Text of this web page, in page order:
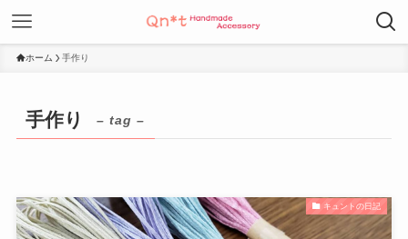
ホーム 手作り
手作り – tag –
キュントの日記